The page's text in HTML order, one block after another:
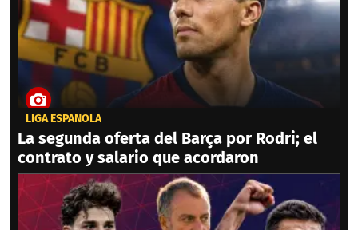
LIGA ESPAÑOLA
La segunda oferta del Barça por Rodri; el
contrato y salario que acordaron